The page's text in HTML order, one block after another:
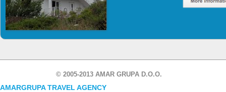
© 2005-2013 AMAR GRUPA D.O.O.
AMARGRUPA TRAVEL AGENCY